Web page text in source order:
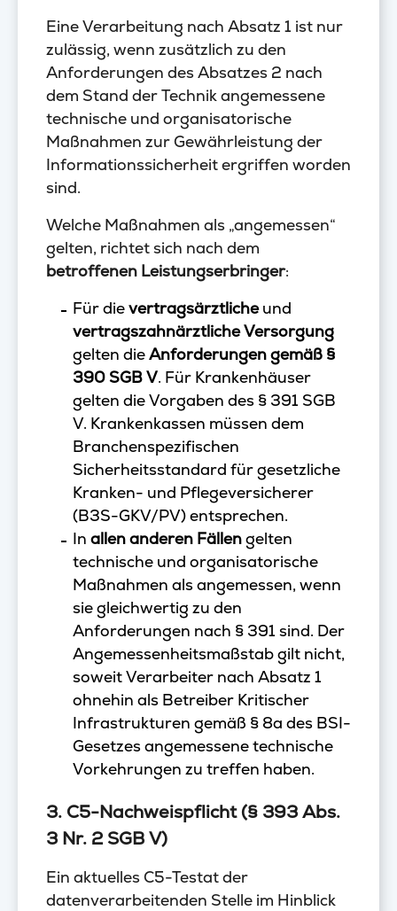
Eine Verarbeitung nach Absatz 1 ist nur
zulässig, wenn zusätzlich zu den
Anforderungen des Absatzes 2 nach
dem Stand der Technik angemessene
technische und organisatorische
Maßnahmen zur Gewährleistung der
Informationssicherheit ergriffen worden
sind.
Welche Maßnahmen als „angemessen“
gelten, richtet sich nach dem
betroffenen Leistungserbringer:
Für dievertragsärztlicheund
vertragszahnärztliche Versorgung
gelten dieAnforderungen gemäß §
390 SGB V. Für Krankenhäuser
gelten die Vorgaben des § 391 SGB
V. Krankenkassen müssen dem
Branchenspezifischen
Sicherheitsstandard für gesetzliche
Kranken- und Pflegeversicherer
(B3S-GKV/PV) entsprechen.
In allen anderen Fällengelten
technische und organisatorische
Maßnahmen als angemessen, wenn
sie gleichwertig zu den
Anforderungen nach § 391 sind. Der
Angemessenheitsmaßstab gilt nicht,
soweit Verarbeiter nach Absatz 1
ohnehin als Betreiber Kritischer
Infrastrukturen gemäß § 8a des BSI-
Gesetzes angemessene technische
Vorkehrungen zu treffen haben.
3. C5-Nachweispflicht (§ 393 Abs.
3 Nr. 2 SGB V)
Ein aktuelles C5-Testat der
datenverarbeitenden Stelle im Hinblick